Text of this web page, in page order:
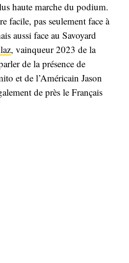
haute marche du podium.
facile, pas seulement face à
aussi face au Savoyard
, vainqueur 2023 de la
de la présence de
et de l’Américain Jason
de près le Français